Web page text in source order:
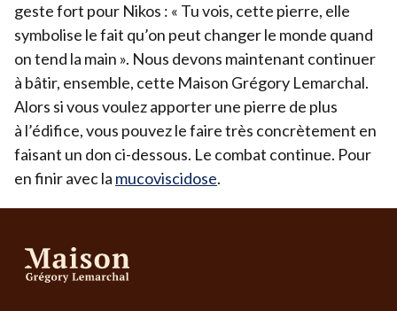
geste fort pour Nikos : « Tu vois, cette pierre, elle
symbolise le fait qu’on peut changer le monde quand
on tend la main ». Nous devons maintenant continuer
à bâtir, ensemble, cette Maison Grégory Lemarchal.
Alors si vous voulez apporter une pierre de plus
à l’édifice, vous pouvez le faire très concrètement en
faisant un don ci-dessous. Le combat continue. Pour
en finir avec la mucoviscidose.